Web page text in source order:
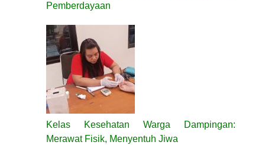
Pemberdayaan
Kelas Kesehatan Warga Dampingan:
Merawat Fisik, Menyentuh Jiwa